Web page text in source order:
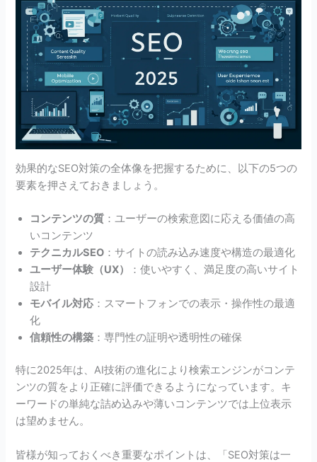
効果的なSEO対策の全体像を把握するために、以下の5つの
要素を押さえておきましょう。
コンテンツの質 ：ユーザーの検索意図に応える価値の高
いコンテンツ
テクニカルSEO ：サイトの読み込み速度や構造の最適化
ユーザー体験（UX）
：使いやすく、満足度の高いサイト
設計
モバイル対応 ：スマートフォンでの表示・操作性の最適
化
信頼性の構築 ：専門性の証明や透明性の確保
特に2025年は、AI技術の進化により検索エンジンがコンテ
ンツの質をより正確に評価できるようになっています。キ
ーワードの単純な詰め込みや薄いコンテンツでは上位表示
は望めません。
皆様が知っておくべき重要なポイントは、「SEO対策は一